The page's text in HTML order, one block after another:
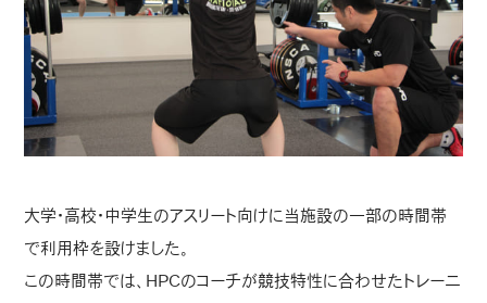
大学・高校・中学生のアスリート向けに当施設の一部の時間帯
で利用枠を設けました。
この時間帯では、HPCのコーチが競技特性に合わせたトレーニ